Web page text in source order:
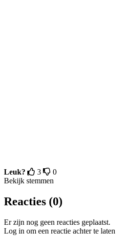
Leuk? 3
0
Bekijk stemmen
Reacties (0)
Er zijn nog geen reacties geplaatst.
Log in om een reactie achter te laten